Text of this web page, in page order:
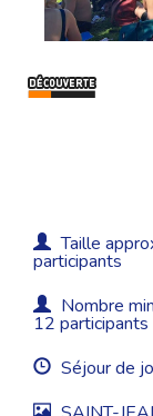
Taille
participants
Nombre
12 participants
Séjour de